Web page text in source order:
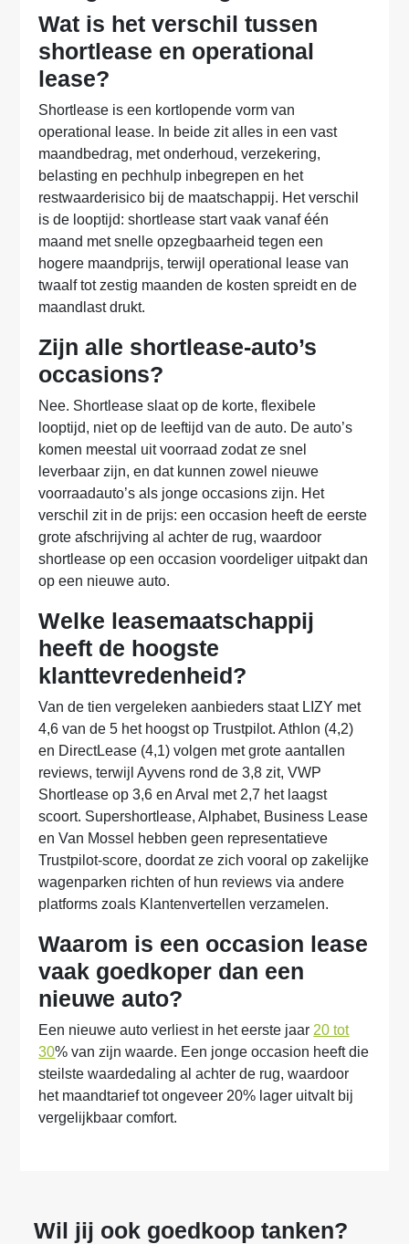
Wat is het verschil tussen
shortlease en operational
lease?
Shortlease is een kortlopende vorm van
operational lease. In beide zit alles in een vast
maandbedrag, met onderhoud, verzekering,
belasting en pechhulp inbegrepen en het
restwaarderisico bij de maatschappij. Het verschil
is de looptijd: shortlease start vaak vanaf één
maand met snelle opzegbaarheid tegen een
hogere maandprijs, terwijl operational lease van
twaalf tot zestig maanden de kosten spreidt en de
maandlast drukt.
Zijn alle shortlease-auto’s
occasions?
Nee. Shortlease slaat op de korte, flexibele
looptijd, niet op de leeftijd van de auto. De auto’s
komen meestal uit voorraad zodat ze snel
leverbaar zijn, en dat kunnen zowel nieuwe
voorraadauto’s als jonge occasions zijn. Het
verschil zit in de prijs: een occasion heeft de eerste
grote afschrijving al achter de rug, waardoor
shortlease op een occasion voordeliger uitpakt dan
op een nieuwe auto.
Welke leasemaatschappij
heeft de hoogste
klanttevredenheid?
Van de tien vergeleken aanbieders staat LIZY met
4,6 van de 5 het hoogst op Trustpilot. Athlon (4,2)
en DirectLease (4,1) volgen met grote aantallen
reviews, terwijl Ayvens rond de 3,8 zit, VWP
Shortlease op 3,6 en Arval met 2,7 het laagst
scoort. Supershortlease, Alphabet, Business Lease
en Van Mossel hebben geen representatieve
Trustpilot-score, doordat ze zich vooral op zakelijke
wagenparken richten of hun reviews via andere
platforms zoals Klantenvertellen verzamelen.
Waarom is een occasion lease
vaak goedkoper dan een
nieuwe auto?
Een nieuwe auto verliest in het eerste jaar 20 tot
30% van zijn waarde. Een jonge occasion heeft die
steilste waardedaling al achter de rug, waardoor
het maandtarief tot ongeveer 20% lager uitvalt bij
vergelijkbaar comfort.
Wil jij ook goedkoop tanken?